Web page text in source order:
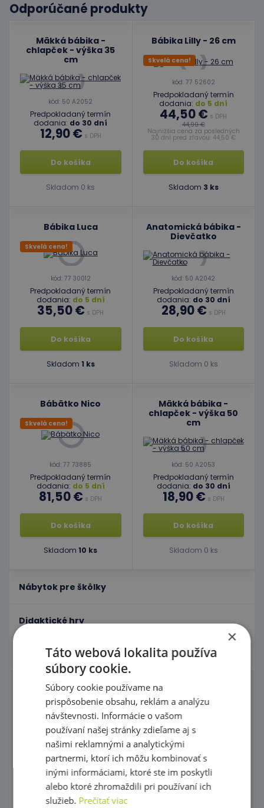
Nábytok pre škôlky
Didaktické hry
Hračky - Tematika
Domčeky pre bábiky a zvieratká
Karnevalové kostýmy
Tematické kostýmové čiapky
Maňušky
Odporúčané produkty
Mäkká bábika -
chlapček - výška 35
cm
kód: 50 A2052
Predpokladaný termín
dodania: do 30 dní
12,90 € s DPH
Do košíka
Skladom 0 ks
Bábika Lilly - 26 cm
Skvelá cena!
kód: 77 52602
Predpokladaný termín
dodania: do 5 dní
44,50 € s DPH
44,90 €
Najnižšia cena za posledných
30 dní pred zľavou: 44,50 €
Do košíka
Skladom 3 ks
Bábika Luca
Skvelá cena!
kód: 77 30012
Predpokladaný termín
dodania: do 5 dní
35,50 € s DPH
Do košíka
Skladom 1 ks
Anatomická bábika -
Dievčatko
kód: 50 A2042
Predpokladaný termín
dodania: do 30 dní
28,90 € s DPH
Do košíka
Skladom 0 ks
Bábätko Nico
Skvelá cena!
kód: 77 73885
Predpokladaný termín
dodania: do 5 dní
81,50 € s DPH
Do košíka
Skladom 10 ks
Mäkká bábika -
chlapček - výška 50
cm
kód: 50 A2053
Predpokladaný termín
dodania: do 30 dní
18,90 € s DPH
Do košíka
Skladom 0 ks
×
Táto webová lokalita používa
súbory cookie.
Súbory cookie používame na
prispôsobenie obsahu, reklám a analýzu
návštevnosti. Informácie o vašom
používaní našej stránky zdieľame aj s
našimi reklamnými a analytickými
partnermi, ktorí ich môžu kombinovať s
inými informáciami, ktoré ste im poskytli
alebo ktoré zhromaždili pri používaní ich
služieb. Prečítať viac